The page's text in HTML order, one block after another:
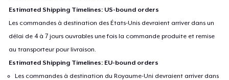
Estimated Shipping Timelines: US-bound orders
Les commandes à destination des États-Unis devraient arriver dans un
délai de 4 à 7 jours ouvrables une fois la commande produite et remise
au transporteur pour livraison.
Estimated Shipping Timelines: EU-bound orders
Les commandes à destination du Royaume-Uni devraient arriver dans